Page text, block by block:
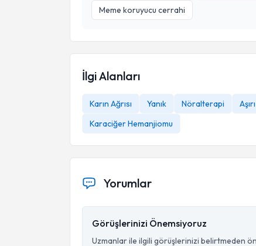
Meme koruyucu cerrahi
İlgi Alanları
Karın Ağrısı Yanık Nöralterapi
Karaciğer Hemanjiomu
Yorumlar
Görüşlerinizi Önemsiyoruz
Uzmanlar ile ilgili görüşlerinizi belirtmeden